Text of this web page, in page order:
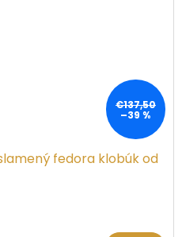
€137,50
–39 %
fedora klobúk od